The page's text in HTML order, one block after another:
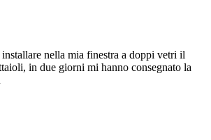
nella mia finestra a doppi vetri il
in due giorni mi hanno consegnato la